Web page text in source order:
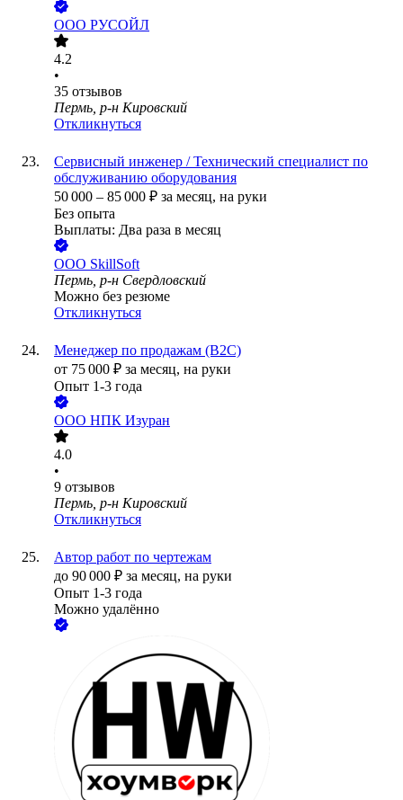
ООО РУСОЙЛ
4.2
•
35 отзывов
Пермь, р-н Кировский
Откликнуться
Сервисный инженер / Технический специалист по
обслуживанию оборудования
50 000 – 85 000 ₽ за месяц, на руки
Без опыта
Выплаты: Два раза в месяц
ООО SkillSoft
Пермь, р-н Свердловский
Можно без резюме
Откликнуться
Менеджер по продажам (B2C)
от 75 000 ₽ за месяц, на руки
Опыт 1-3 года
ООО НПК Изуран
4.0
•
9 отзывов
Пермь, р-н Кировский
Откликнуться
Автор работ по чертежам
до 90 000 ₽ за месяц, на руки
Опыт 1-3 года
Можно удалённо